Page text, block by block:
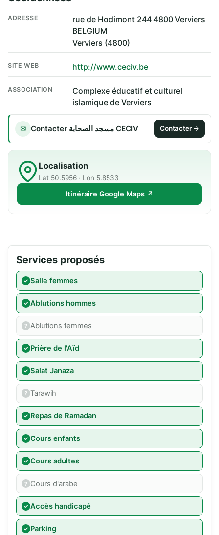
ADRESSE
rue de Hodimont 244 4800 Verviers
BELGIUM
Verviers (4800)
SITE WEB http://www.ceciv.be
ASSOCIATION
Complexe éducatif et culturel
islamique de Verviers
✉ Contacter مسجد الصحابة CECIV Contacter →
Localisation
Lat 50.5956 · Lon 5.8533
Itinéraire Google Maps ↗
Services proposés
Salle femmes
Ablutions hommes
Ablutions femmes
Prière de l'Aïd
Salat Janaza
Tarawih
Repas de Ramadan
Cours enfants
Cours adultes
Cours d'arabe
Accès handicapé
Parking